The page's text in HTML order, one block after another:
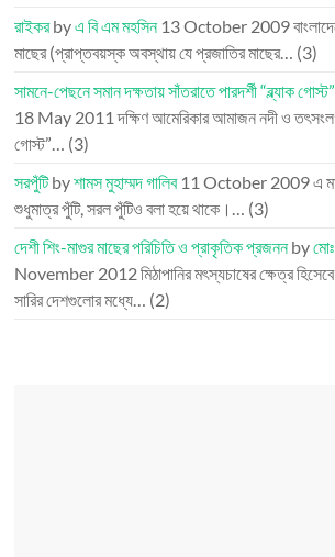
রাইকরbyএ বি এম মহসিন 13 October 2009
মাছের (প্রাপ্তবয়স্ক অবস্থায় যে প্রজাতির মাছের… (3)
সামনে-পেছনে সমান দক্ষতায় সাঁতরাতে পারদর্শী “ব্ল্যাক
18 May 2011 দক্ষিণ আমেরিকার আমাজন নদী ও
গোস্ট”… (3)
সরপুঁটিbyশামস মুহাম্মদ গালিব 11 October 2009এ
শুধুমাত্র পুঁটি, সরল পুঁটিও বলা হয়ে থাকে।… (3)
দেশী শিং-মাগুর মাছের পরিচিতি ও প্রাকৃতিক প্রজননby
November 2012মিঠাপানির মৎস্যচাষের ক্ষেত্র
সারির দেশগুলোর মধ্যে… (2)